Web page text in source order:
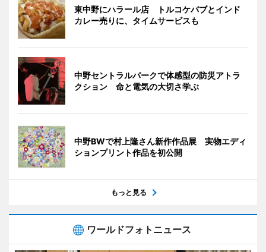
東中野にハラール店 トルコケバブとインド
カレー売りに、タイムサービスも
中野セントラルパークで体感型の防災アトラ
クション 命と電気の大切さ学ぶ
中野BWで村上隆さん新作作品展 実物エディ
ションプリント作品を初公開
もっと見る
ワールドフォトニュース